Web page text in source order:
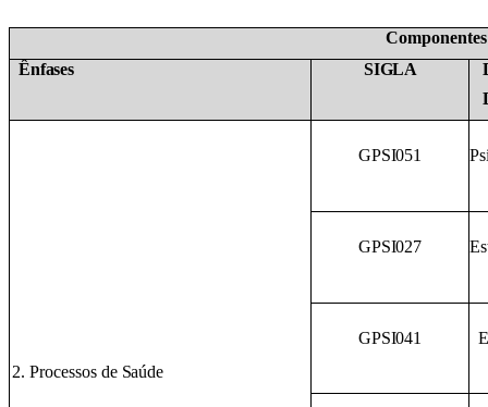
Ênfases
SIGLA
GPSI051
GPSI027
GPSI041
2. Processos de Saúde